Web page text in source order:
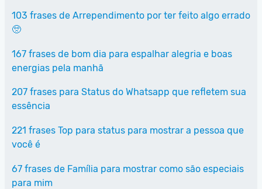
103 frases de Arrependimento por ter feito algo errado
🥺
167 frases de bom dia para espalhar alegria e boas
energias pela manhã
207 frases para Status do Whatsapp que refletem sua
essência
221 frases Top para status para mostrar a pessoa que
você é
67 frases de Família para mostrar como são especiais
para mim